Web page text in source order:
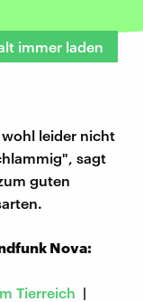
immer laden
wohl leider nicht
sagt
guten
Nova:
Tierreich |